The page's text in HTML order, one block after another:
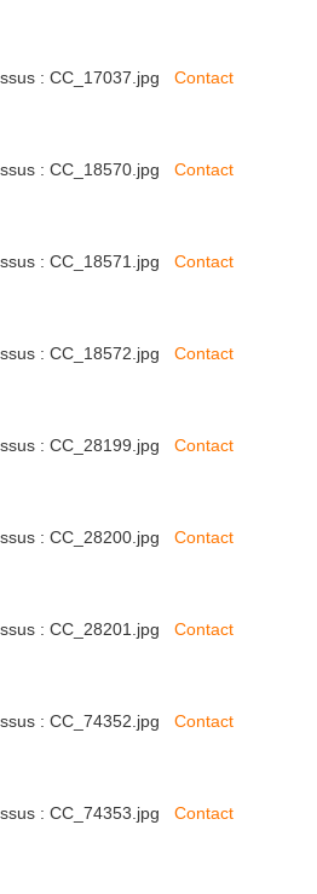
: CC_17037.jpg Contact
: CC_18570.jpg Contact
: CC_18571.jpg Contact
: CC_18572.jpg Contact
: CC_28199.jpg Contact
: CC_28200.jpg Contact
: CC_28201.jpg Contact
: CC_74352.jpg Contact
: CC_74353.jpg Contact